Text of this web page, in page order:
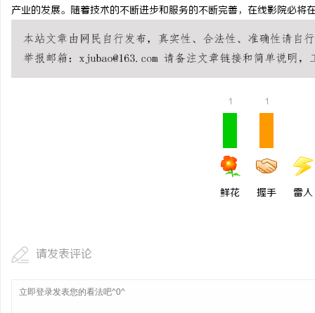
产业的发展。随着技术的不断进步和服务的不断完善，在线影院必将
1
鲜花
1
握手 雷人
请发表评论
武汉配眼镜 上海配眼镜